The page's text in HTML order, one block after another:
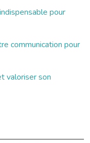
pour
communication pour
valoriser son